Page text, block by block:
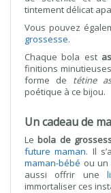
tintement délicat
Vous pouvez
grossesse.
Chaque bola est
finitions
forme de tétine
poétique à ce bijou.
Un cadeau de
Lebola de
future maman. Il
maman-bébé ou un
aussi offrir une
immortaliser ces